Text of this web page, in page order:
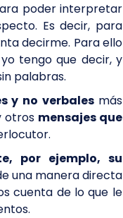
poder interpretar
Es decir, para
decirme. Para ello
tengo que decir, y
palabras.
y no verbales más
otros mensajes que
por ejemplo, su
una manera directa
cuenta de lo que le